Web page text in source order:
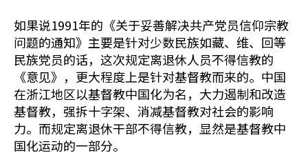
如果说1991年的《关于妥善解决共产党员信仰宗教
问题的通知》主要是针对少数民族如藏、维、回等
民族党员的话，这次规定离退休人员不得信教的
《意见》，更大程度上是针对基督教而来的。中国
在浙江地区以基督教中国化为名，大力遏制和改造
基督教，强拆十字架、消减基督教对社会的影响
力。而规定离退休干部不得信教，显然是基督教中
国化运动的一部分。